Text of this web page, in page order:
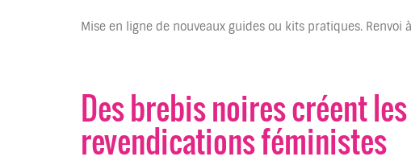
Mise en ligne de nouveaux guides ou kits pratiques.
Des brebis noires créent
revendications féministes